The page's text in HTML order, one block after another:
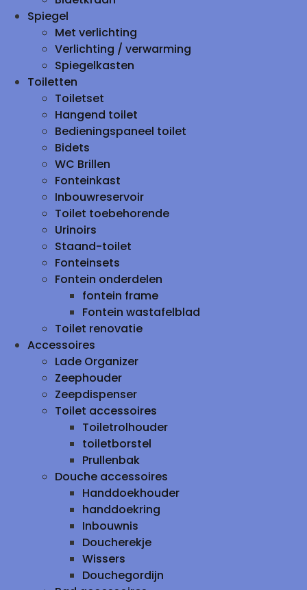
Spiegel
Met verlichting
Verlichting / verwarming
Spiegelkasten
Toiletten
Toiletset
Hangend toilet
Bedieningspaneel toilet
Bidets
WC Brillen
Fonteinkast
Inbouwreservoir
Toilet toebehorende
Urinoirs
Staand-toilet
Fonteinsets
Fontein onderdelen
fontein frame
Fontein wastafelblad
Toilet renovatie
Accessoires
Lade Organizer
Zeephouder
Zeepdispenser
Toilet accessoires
Toiletrolhouder
toiletborstel
Prullenbak
Douche accessoires
Handdoekhouder
handdoekring
Inbouwnis
Doucherekje
Wissers
Douchegordijn